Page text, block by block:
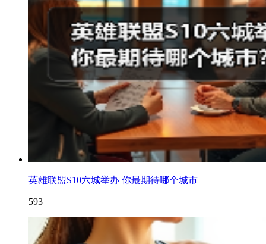
英雄联盟S10六城举办 你最期待哪个城市
593